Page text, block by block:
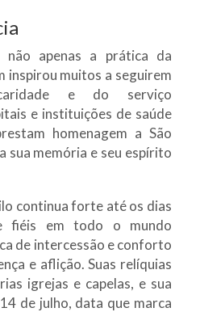
não apenas a prática da
inspirou muitos a seguirem
e do serviço
e instituições de saúde
homenagem a São
sua memória e seu espírito
continua forte até os dias
fiéis em todo o mundo
de intercessão e conforto
e aflição. Suas relíquias
igrejas e capelas, e sua
de julho, data que marca